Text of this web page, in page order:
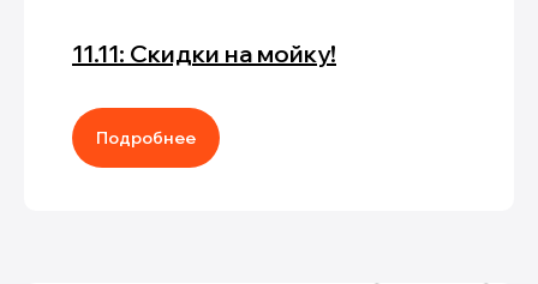
11.11: Скидки на мойку!
Подробнее